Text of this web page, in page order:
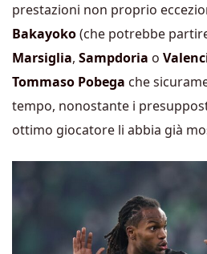
prestazioni non proprio
Bakayoko(che potrebbe
Marsiglia, Sampdoria o
Tommaso Pobega che
tempo, nonostante i
ottimo giocatore li abbia già